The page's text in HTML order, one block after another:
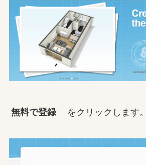
無料で登録 をクリックします。